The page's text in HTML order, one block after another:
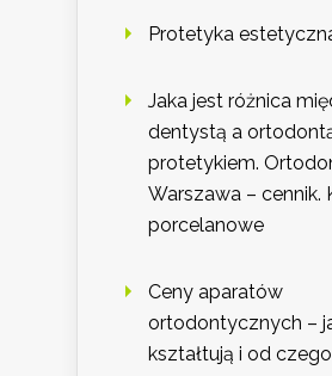
Protetyka
Jaka jest różnica
dentystą a
protetykiem.
Warszawa – cennik.
porcelanowe
Ceny aparatów
ortodontycznych –
kształtują i od